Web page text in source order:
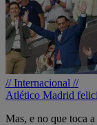
// Internacional //
Atlético Madrid
Mas, e no que toca